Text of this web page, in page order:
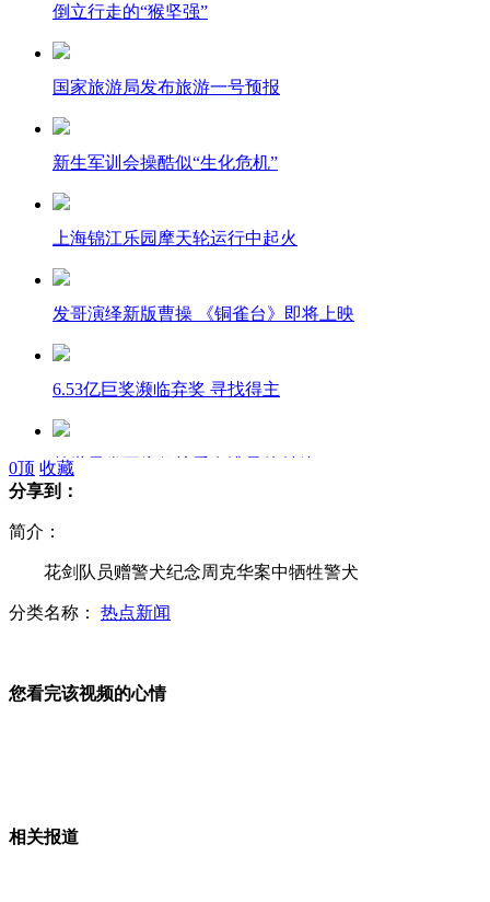
倒立行走的“猴坚强”
国家旅游局发布旅游一号预报
新生军训会操酷似“生化危机”
上海锦江乐园摩天轮运行中起火
发哥演绎新版曹操 《铜雀台》即将上映
6.53亿巨奖濒临弃奖 寻找得主
前世界拳王为保护爱女遭暴徒射杀
花剑队员赠警犬纪念周克华案牺牲警犬
男子西餐厅吃霸王餐称"这里不挨打"
驾考新规下月实施 学车难度加大
0顶 收藏
分享到：
简介：
花剑队员赠警犬纪念周克华案中牺牲警犬
分类名称： 热点新闻
您看完该视频的心情
相关报道